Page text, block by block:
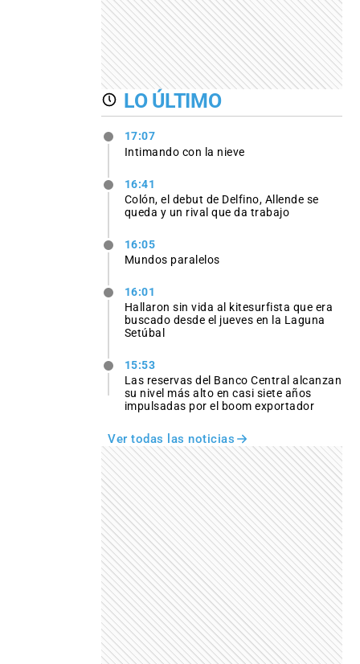
LO ÚLTIMO
17:07
Intimando con la nieve
16:41
Colón, el debut de Delfino, Allende se
queda y un rival que da trabajo
16:05
Mundos paralelos
16:01
Hallaron sin vida al kitesurfista que era
buscado desde el jueves en la Laguna
Setúbal
15:53
Las reservas del Banco Central alcanzan
su nivel más alto en casi siete años
impulsadas por el boom exportador
Ver todas las noticias